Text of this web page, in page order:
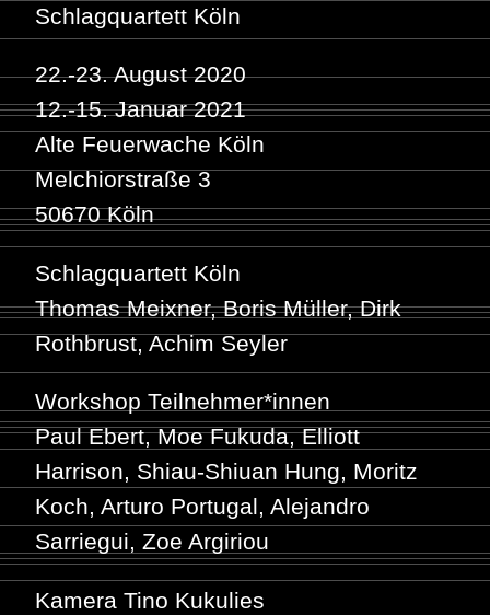
Schlagquartett Köln
22.-23. August 2020
12.-15. Januar 2021
Alte Feuerwache Köln
Melchiorstraße 3
50670 Köln
Schlagquartett Köln
Thomas Meixner, Boris Müller, Dirk
Rothbrust, Achim Seyler
Workshop Teilnehmer*innen
Paul Ebert, Moe Fukuda, Elliott
Harrison, Shiau-Shiuan Hung, Moritz
Koch, Arturo Portugal, Alejandro
Sarriegui, Zoe Argiriou
Kamera Tino Kukulies